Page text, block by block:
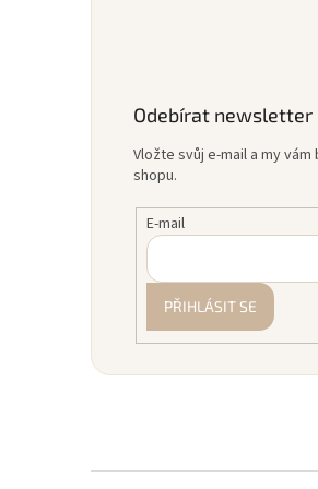
Odebírat newsletter
Vložte svůj e-mail a my
shopu.
E-mail
PŘIHLÁSIT SE